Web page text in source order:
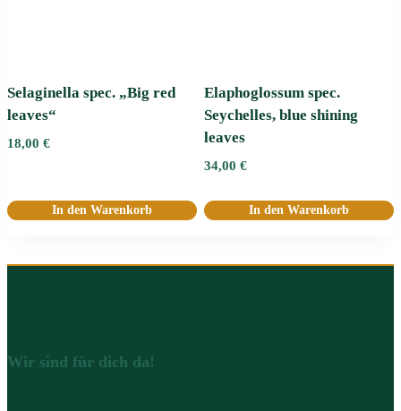
Selaginella spec. „Big red
leaves“
18,00 €
In den Warenkorb
Elaphoglossum spec.
Seychelles, blue shining
leaves
34,00 €
In den Warenkorb
Wir sind für dich da!